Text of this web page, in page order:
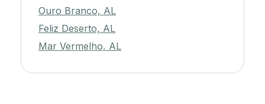
Ouro Branco, AL
Feliz Deserto, AL
Mar Vermelho, AL